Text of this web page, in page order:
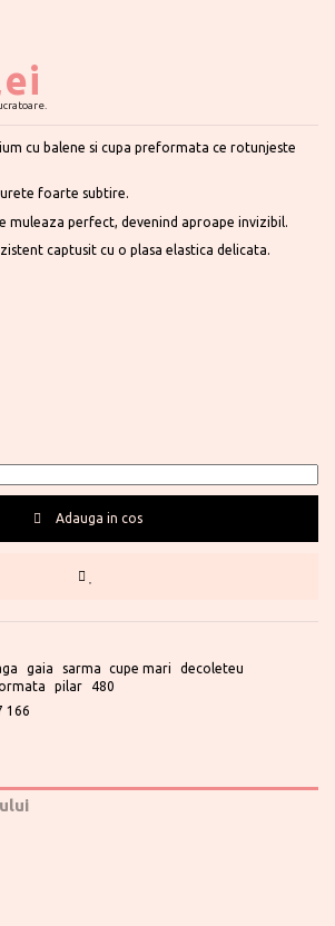
cu balene si cupa preformata ce rotunjeste
foarte subtire.
muleaza perfect, devenind aproape invizibil.
captusit cu o plasa elastica delicata.
Adauga in cos
gaia sarma cupe mari
decoleteu
pilar
480
166